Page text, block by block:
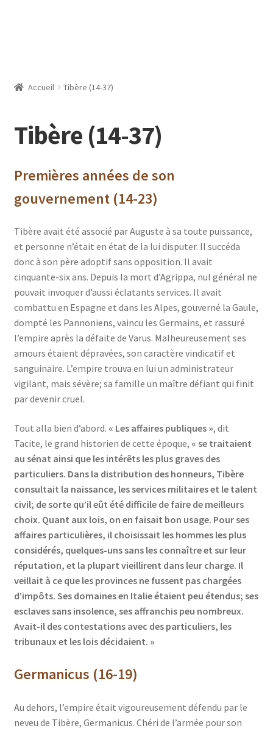
Accueil Tibère (14-37)
Tibère (14-37)
Premières années de son
gouvernement (14-23)
Tibère avait été associé par Auguste à sa toute puissance,
et personne n’était en état de la lui disputer. Il succéda
donc à son père adoptif sans opposition. Il avait
cinquante-six ans. Depuis la mort d’Agrippa, nul général ne
pouvait invoquer d’aussi éclatants services. Il avait
combattu en Espagne et dans les Alpes, gouverné la Gaule,
dompté les Pannoniens, vaincu les Germains, et rassuré
l’empire après la défaite de Varus. Malheureusement ses
amours étaient dépravées, son caractère vindicatif et
sanguinaire. L’empire trouva en lui un administrateur
vigilant, mais sévère; sa famille un maître défiant qui finit
par devenir cruel.
Tout alla bien d’abord. « Les affaires publiques », dit
Tacite, le grand historien de cette époque, « se traitaient
au sénat ainsi que les intérêts les plus graves des
particuliers. Dans la distribution des honneurs, Tibère
consultait la naissance, les services militaires et le talent
civil; de sorte qu’il eût été difficile de faire de meilleurs
choix. Quant aux lois, on en faisait bon usage. Pour ses
affaires particulières, il choisissait les hommes les plus
considérés, quelques-uns sans les connaître et sur leur
réputation, et la plupart vieillirent dans leur charge. Il
veillait à ce que les provinces ne fussent pas chargées
d’impôts. Ses domaines en Italie étaient peu étendus; ses
esclaves sans insolence, ses affranchis peu nombreux.
Avait-il des contestations avec des particuliers, les
tribunaux et les lois décidaient. »
Germanicus (16-19)
Au dehors, l’empire était vigoureusement défendu par le
neveu de Tibère, Germanicus. Chéri de l’armée pour son